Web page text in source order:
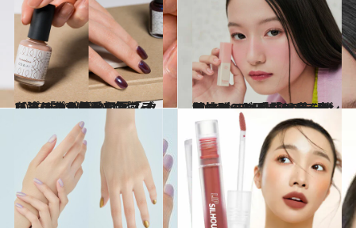
2025.4.10
【プチプラ偏愛初夏ネイル】OSAJIは沼る色揃い！ 「久しぶりにピンクを塗りたくなった」「ブルーラメが美しいミステリアスなカラー」
ビューティ＆ヘルス 2025.3.20
【ファミマのプチプラ韓国コスメ】「hince」の姉妹ブランド「hana by hince」デビュー！《発色抜群990円リップティントほか、11品駆け足レビュー》
ビューティ＆ヘルス